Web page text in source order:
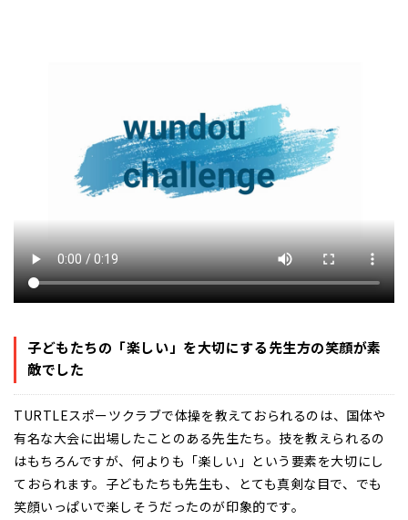
子どもたちの「楽しい」を大切にする先生方の笑顔が素
敵でした
TURTLEスポーツクラブで体操を教えておられるのは、国体や
有名な大会に出場したことのある先生たち。技を教えられるの
はもちろんですが、何よりも「楽しい」という要素を大切にし
ておられます。子どもたちも先生も、とても真剣な目で、でも
笑顔いっぱいで楽しそうだったのが印象的です。